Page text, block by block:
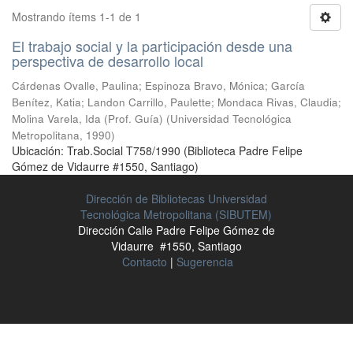
Mostrando ítems 1-1 de 1
El trabajo social y la participación desde una
perspectiva de desarrollo local
Cárdenas Ovalle, Paulina; Espinoza Bravo, Mónica; García
Benítez, Katia; Landon Carrillo, Paulette; Mondaca Rivas, Claudia;
Molina Varela, Ida (Prof. Guía) (Universidad Tecnológica
Metropolitana, 1990)
Ubicación: Trab.Social T758/1990 (Biblioteca Padre Felipe
Gómez de Vidaurre #1550, Santiago)
Dirección de Bibliotecas Universidad
Tecnológica Metropolitana (SIBUTEM)
Dirección Calle Padre Felipe Gómez de
Vidaurre #1550, Santiago
Contacto | Sugerencia